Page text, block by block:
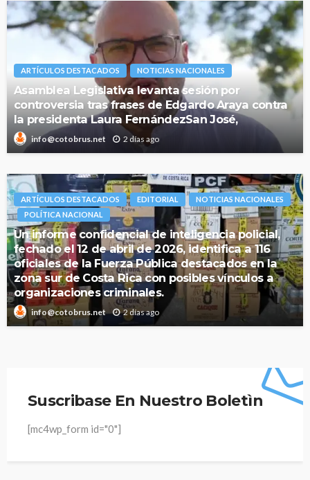
ARTÍCULOS DESTACADOS NOTICIAS NACIONALES
Asamblea Legislativa levanta sesión por
controversia tras frases de Edgardo Araya contra
la presidenta Laura FernándezSan José,
info@cotobrus.net 2 días ago
ARTÍCULOS DESTACADOS EDITORIAL
NOTICIAS NACIONALES
POLÍTICA NACIONAL
Un informe confidencial de inteligencia policial,
fechado el 12 de abril de 2026, identifica a 116
oficiales de la Fuerza Pública destacados en la
zona sur de Costa Rica con posibles vínculos a
organizaciones criminales.
info@cotobrus.net 2 días ago
Suscribase En Nuestro Boletìn
[mc4wp_form id="0"]